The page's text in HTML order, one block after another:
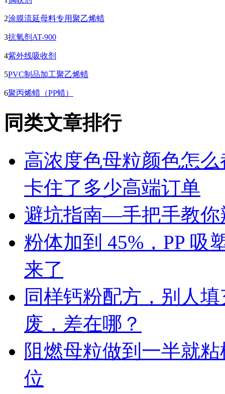
2涂膜流延母料专用聚乙烯蜡
3抗氧剂AT-900
4紫外线吸收剂
5PVC制品加工聚乙烯蜡
6聚丙烯蜡（PP蜡）
同类文章排行
高浓度色母粒颜色怎
卡住了多少高端订单
避坑指南—手把手教你
粉体加到 45%，PP 吸
来了
同样钙粉配方，别人
废，差在哪？
阻燃母粒做到一半就
位